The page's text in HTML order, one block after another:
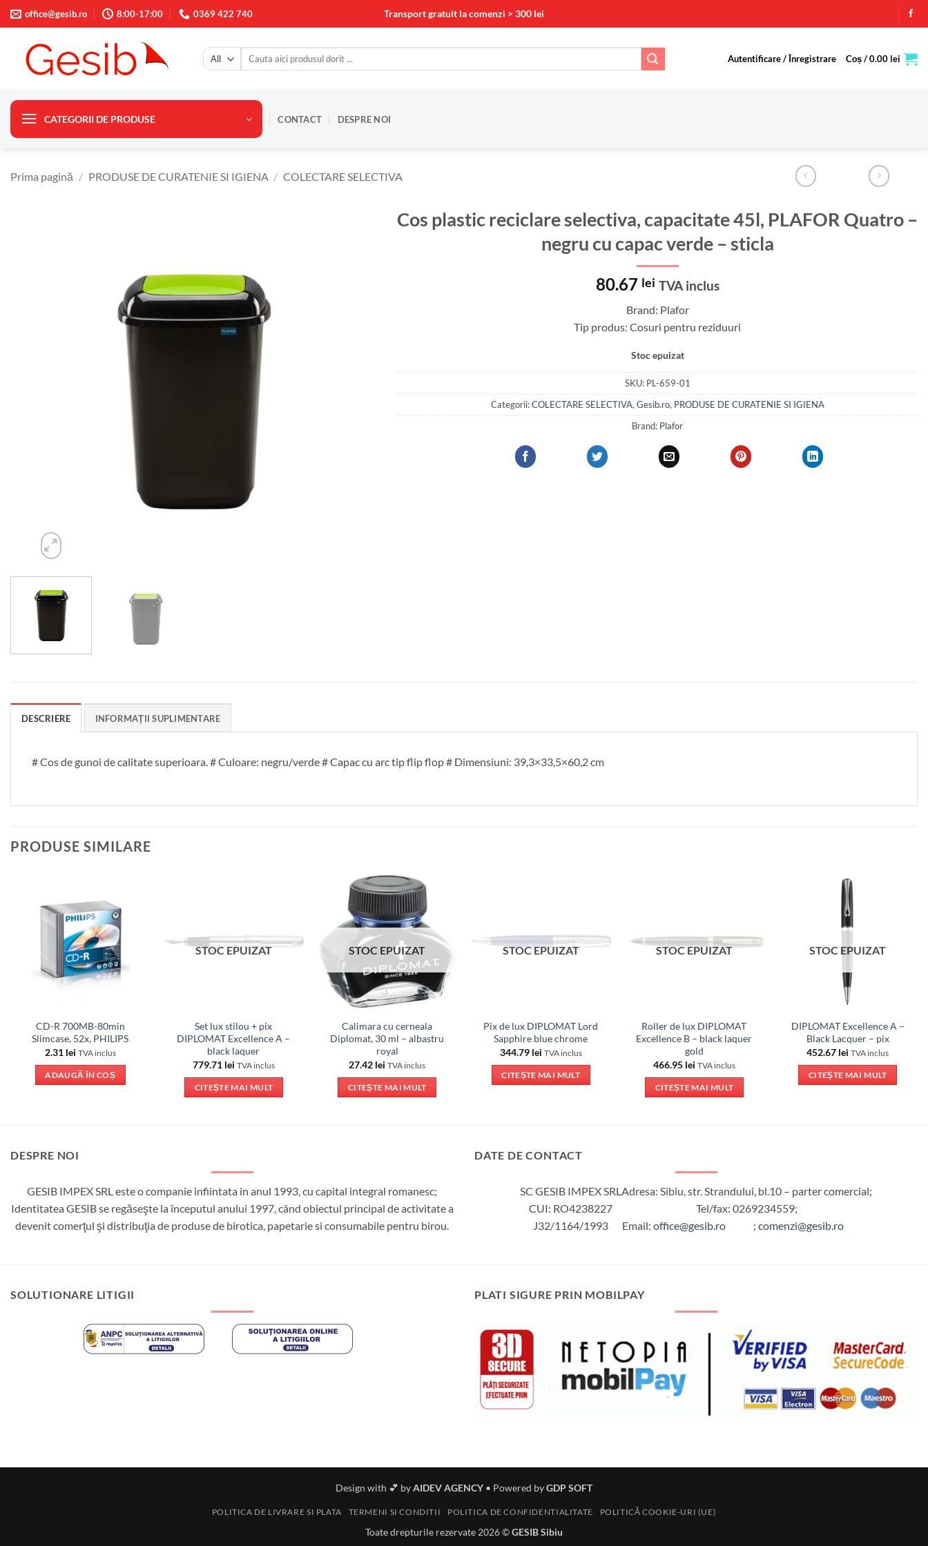
Skip
to
content
office@gesib.ro 8:00-17:00 0369 422 740 Transport gratuit la comenzi > 300 lei
Caută
Autentificare / Înregistrare Coș /0.00 lei
CATEGORII DE PRODUSE CONTACT DESPRE NOI
Prima pagină / PRODUSE DE CURATENIE SI IGIENA / COLECTARE SELECTIVA
Cos plastic reciclare selectiva, capacitate 45l, PLAFOR Quatro –
negru cu capac verde – sticla
80.67 lei TVA inclus
Brand: Plafor
Tip produs: Cosuri pentru reziduuri
Stoc epuizat
SKU: PL-659-01
Categorii:COLECTARE SELECTIVA, Gesib.ro, PRODUSE DE CURATENIE SI IGIENA
Brand: Plafor
DESCRIERE INFORMAȚII SUPLIMENTARE
# Cos de gunoi de calitate superioara. # Culoare: negru/verde # Capac cu arc tip flip flop # Dimensiuni: 39,3×33,5×60,2 cm
PRODUSE SIMILARE
CD-R 700MB-80min
Slimcase, 52x, PHILIPS
2.31 lei TVA inclus
ADAUGĂ ÎN COȘ
STOC EPUIZAT
Set lux stilou + pix
DIPLOMAT Excellence A –
black laquer
779.71 lei TVA inclus
CITEȘTE MAI MULT
STOC EPUIZAT
Calimara cu cerneala
Diplomat, 30 ml – albastru
royal
27.42 lei TVA inclus
CITEȘTE MAI MULT
STOC EPUIZAT
Pix de lux DIPLOMAT Lord
Sapphire blue chrome
344.79 lei TVA inclus
CITEȘTE MAI MULT
STOC EPUIZAT
Roller de lux DIPLOMAT
Excellence B – black laquer
gold
466.95 lei TVA inclus
CITEȘTE MAI MULT
STOC EPUIZAT
DIPLOMAT Excellence A –
Black Lacquer – pix
452.67 lei TVA inclus
CITEȘTE MAI MULT
DESPRE NOI
GESIB IMPEX SRL este o companie infiintata in anul 1993, cu capital integral romanesc;
Identitatea GESIB se regăseşte la începutul anului 1997, când obiectul principal de activitate a
devenit comerţul şi distribuţia de produse de birotica, papetarie si consumabile pentru birou.
DATE DE CONTACT
SC GESIB IMPEX SRL
CUI: RO4238227
J32/1164/1993
Adresa: Sibiu, str. Strandului, bl.10 – parter comercial;
Tel/fax: 0269234559;
Email: office@gesib.ro ; comenzi@gesib.ro
SOLUTIONARE LITIGII PLATI SIGURE PRIN MOBILPAY
Design with 💕 byAIDEV AGENCY • Powered byGDP SOFT
POLITICA DE LIVRARE SI PLATA TERMENI SI CONDITII POLITICA DE CONFIDENTIALITATE POLITICĂ COOKIE-URI (UE)
Toate drepturile rezervate 2026 ©GESIB Sibiu